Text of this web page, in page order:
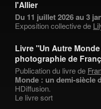
l'Allier
Du 11 juillet 2026 au 3
Exposition collective de
Livre "Un Autre
photographie de
Publication du livre de
Monde : un demi-siècle
HDiffusion.
Le livre sort